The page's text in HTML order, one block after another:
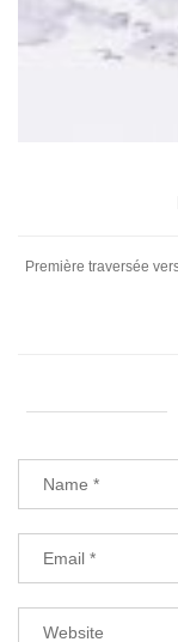
Première traversée